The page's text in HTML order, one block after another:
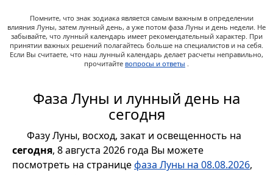
Помните, что знак зодиака является самым важным в определении
влияния Луны, затем лунный день, а уже потом фаза Луны и день недели. Не
забывайте, что лунный календарь имеет рекомендательный характер. При
принятии важных решений полагайтесь больше на специалистов и на себя.
Если Вы считаете, что наш лунный календарь делает расчеты неправильно,
прочитайте вопросы и ответы .
Фаза Луны и лунный день на
сегодня
Фазу Луны, восход, закат и освещенность на
сегодня, 8 августа 2026 года Вы можете
посмотреть на страницефаза Луны на 08.08.2026,